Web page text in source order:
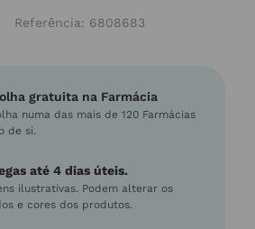
Referência: 6808683
gratuita na Farmácia
numa das mais de 120 Farmácias
de si.
até 4 dias úteis.
ilustrativas. Podem alterar os
e cores dos produtos.